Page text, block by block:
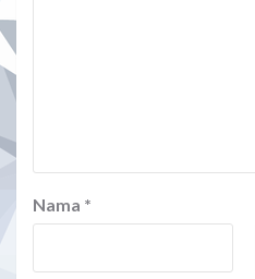
Nama *